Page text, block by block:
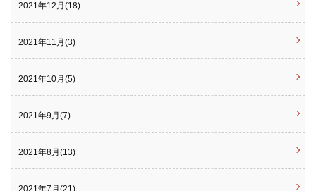
2021年12月(18)
2021年11月(3)
2021年10月(5)
2021年9月(7)
2021年8月(13)